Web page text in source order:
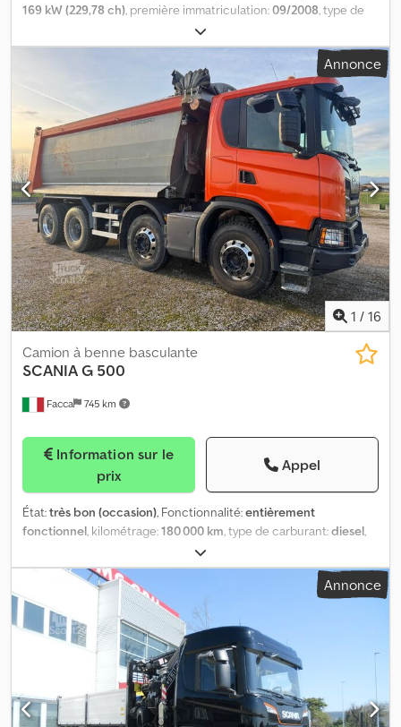
169 kW (229,78 ch), première immatriculation:09/2008, type de
, configuration d'essieux:
couleur:blanc, cabine conducteur:cabine courte, type
semi-automatique, classe d'émission: Euro 4,
, longueur totale:8 250 mm, largeur totale:
2 500 mm , hauteur totale:3 600 mm, Année de construction:
2008
, = Autres options et équipements = - Prise de force (PTO) =
Informations complémentaires = Essieu avant : Directionnel ;
Suspension : À lames Cedpfx Asykmykolierf Essieu arrière :
Doubles roues ; Suspension : Pneumatique Poids à vide : 11 872 kg
Charge utile : 7 128 kg PTAC : 19 000 kg Pompe : Oui État
technique : Très bon État visuel : Très bon Veuillez contacter
Thierry Leemans pour plus d'informations.
Annonce
1 / 16
Facca 745 km
Camion à benne basculante
SCANIAG 500
prix
Appel
État:très bon (occasion), Fonctionnalité:entièrement
fonctionnel , kilométrage:180 000 km , type de carburant:diesel
, classe d'émission:
construction:2019, Scania G 500 8x4 Euro 6, année 2019, 180 000
km, entretien effectué selon les normes Scania, un seul
propriétaire, véhicule national, suspension pneumatique arrière,
boîte de vitesses automatique avec embrayage, retardateur,
jantes en alliage, cabine CR 16, kit couchette, chauffage Webasto,
climatisation à l’arrêt, réfrigérateur, tableau de bord long, siège
conducteur pneumatique, climatisation, vitres électriques,
rétroviseurs chauffants, couleur orange spéciale, benne
basculante arrière Cantoni avec bâche électrique, révisé et prêt
Annonce